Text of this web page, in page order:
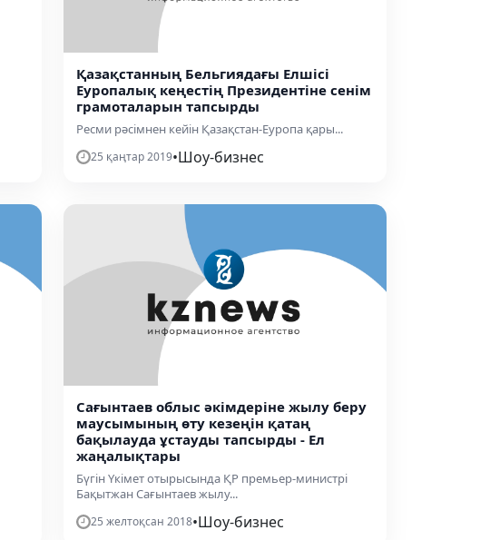
Қазақстанның Бельгиядағы Елшісі
Еуропалық кеңестің Президентіне сенім
грамоталарын тапсырды
Ресми рәсімнен кейін Қазақстан-Еуропа қары...
25 қаңтар 2019•Шоу-бизнес
Сағынтаев облыс әкімдеріне жылу беру
маусымының өту кезеңін қатаң
бақылауда ұстауды тапсырды - Ел
жаңалықтары
Бүгін Үкімет отырысында ҚР премьер-министрі
Бақытжан Сағынтаев жылу...
25 желтоқсан 2018•Шоу-бизнес